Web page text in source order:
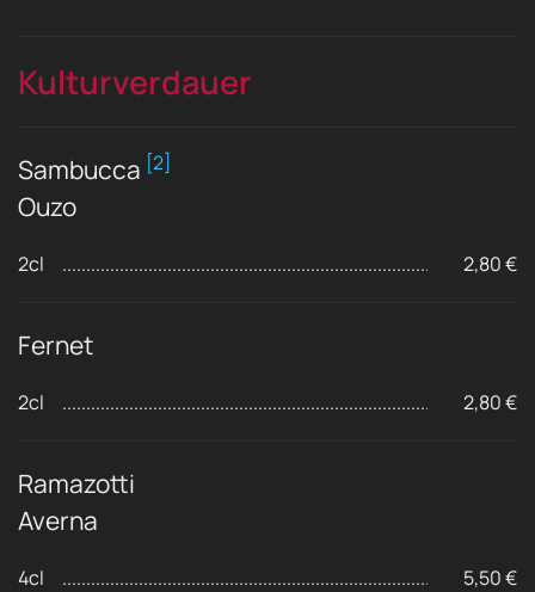
Kulturverdauer
Sambucca [2]
Ouzo
2cl 2,80 €
Fernet
2cl 2,80 €
Ramazotti
Averna
4cl 5,50 €